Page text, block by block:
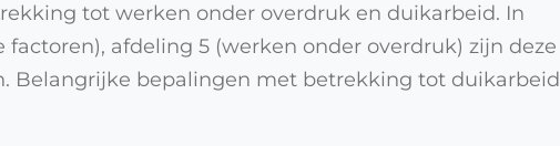
tot werken onder overdruk en duikarbeid. In
factoren), afdeling 5 (werken onder overdruk) zijn deze
Belangrijke bepalingen met betrekking tot duikarbeid